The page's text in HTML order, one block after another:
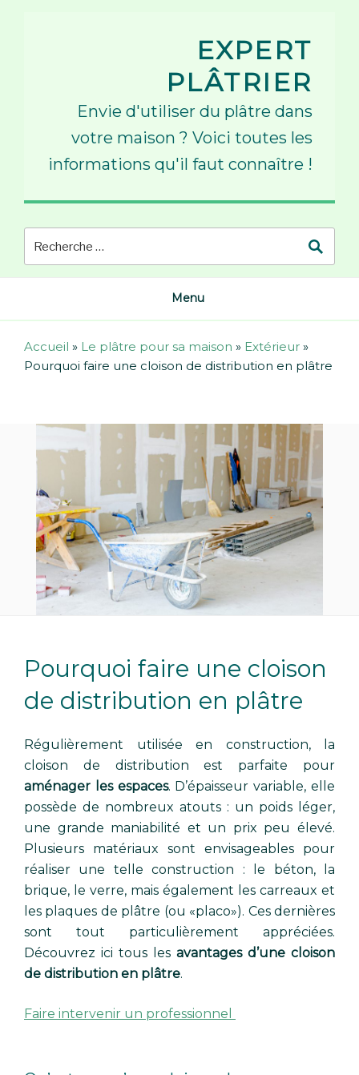
EXPERT
PLÂTRIER
Envie d'utiliser du plâtre dans
votre maison ? Voici toutes les
informations qu'il faut connaître !
Menu
Accueil » Le plâtre pour sa maison » Extérieur »
Pourquoi faire une cloison de distribution en plâtre
Pourquoi faire une cloison
de distribution en plâtre
Régulièrement utilisée en construction, la
cloison de distribution est parfaite pour
aménager les espaces. D’épaisseur variable, elle
possède de nombreux atouts : un poids léger,
une grande maniabilité et un prix peu élevé.
Plusieurs matériaux sont envisageables pour
réaliser une telle construction : le béton, la
brique, le verre, mais également les carreaux et
les plaques de plâtre (ou «placo»). Ces dernières
sont tout particulièrement appréciées.
Découvrez ici tous les avantages d’une cloison
de distribution en plâtre.
Faire intervenir un professionnel